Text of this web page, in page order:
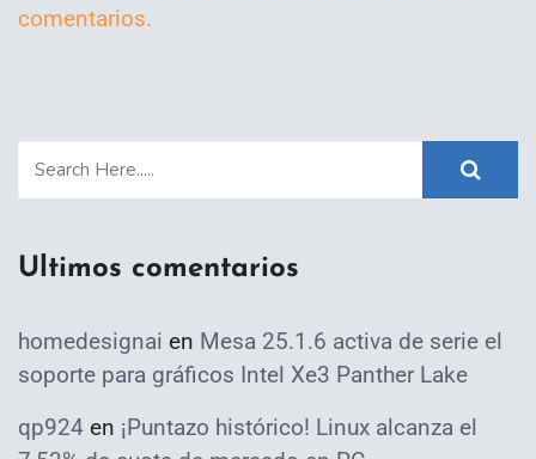
comentarios.
Ultimos comentarios
homedesignai en Mesa 25.1.6 activa de serie el
soporte para gráficos Intel Xe3 Panther Lake
qp924 en ¡Puntazo histórico! Linux alcanza el